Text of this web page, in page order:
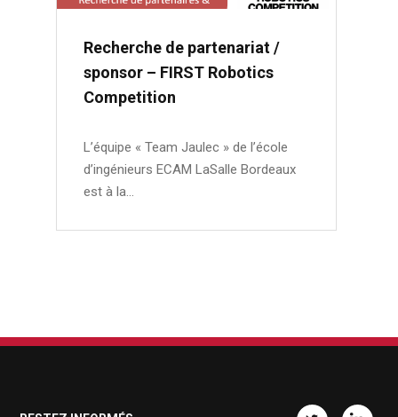
Recherche de partenariat /
sponsor – FIRST Robotics
Competition
L’équipe « Team Jaulec » de l’école
d’ingénieurs ECAM LaSalle Bordeaux
est à la…